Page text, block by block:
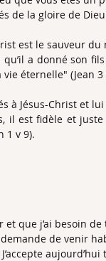
de la gloire de
est le sauveur du
a donné son
éternelle" (Jean 3
à Jésus-Christ et
il est fidèle et
1 v 9).
que j’ai besoin
de venir